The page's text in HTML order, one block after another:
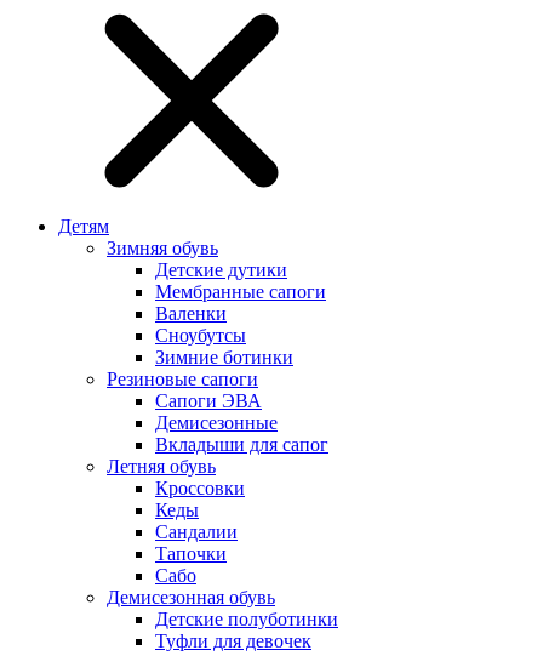
Детям
Зимняя обувь
Детские дутики
Мембранные сапоги
Валенки
Сноубутсы
Зимние ботинки
Резиновые сапоги
Сапоги ЭВА
Демисезонные
Вкладыши для сапог
Летняя обувь
Кроссовки
Кеды
Сандалии
Тапочки
Сабо
Демисезонная обувь
Детские полуботинки
Туфли для девочек